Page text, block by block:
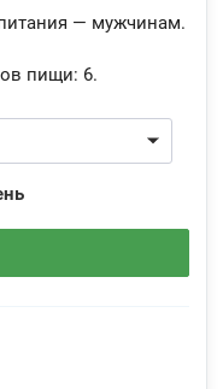
— мужчинам.
пищи: 6.